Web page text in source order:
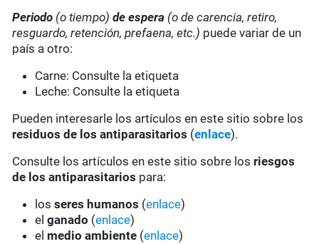
Periodo (o tiempo) de espera (o de carencia, retiro,
resguardo, retención, prefaena, etc.) puede variar de un
país a otro:
Carne: Consulte la etiqueta
Leche: Consulte la etiqueta
Pueden interesarle los artículos en este sitio sobre los
residuos de los antiparasitarios (enlace).
Consulte los artículos en este sitio sobre los riesgos
de los antiparasitarios para:
losseres humanos (enlace)
elganado (enlace)
el medio ambiente (enlace)